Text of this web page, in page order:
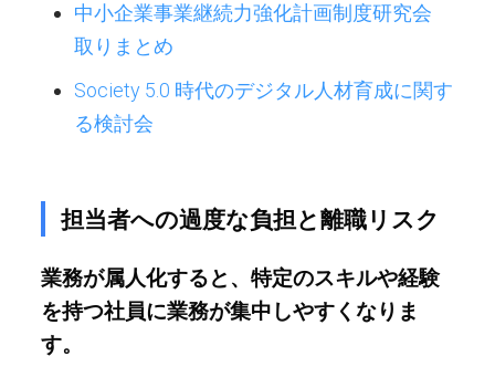
中小企業事業継続力強化計画制度研究会
取りまとめ
Society 5.0 時代のデジタル人材育成に関す
る検討会
担当者への過度な負担と離職リスク
業務が属人化すると、特定のスキルや経験
を持つ社員に業務が集中しやすくなりま
す。